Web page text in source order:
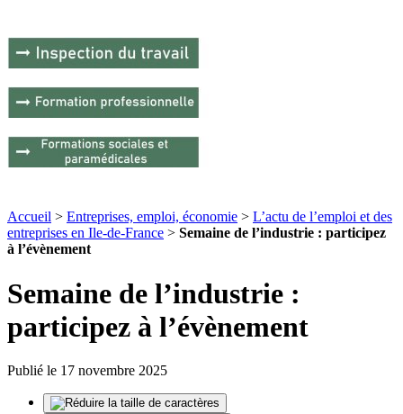
Accueil > Entreprises, emploi, économie > L’actu de l’emploi et des
entreprises en Ile-de-France > Semaine de l’industrie : participez
à l’évènement
Semaine de l’industrie :
participez à l’évènement
Publié le 17 novembre 2025